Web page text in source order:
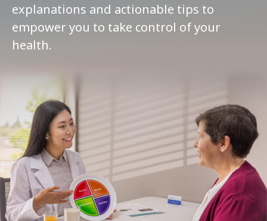
explanations and actionable tips to
empower you to take control of your
health.